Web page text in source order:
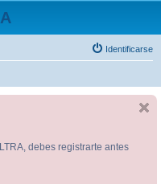
Identificarse
debes registrarte antes